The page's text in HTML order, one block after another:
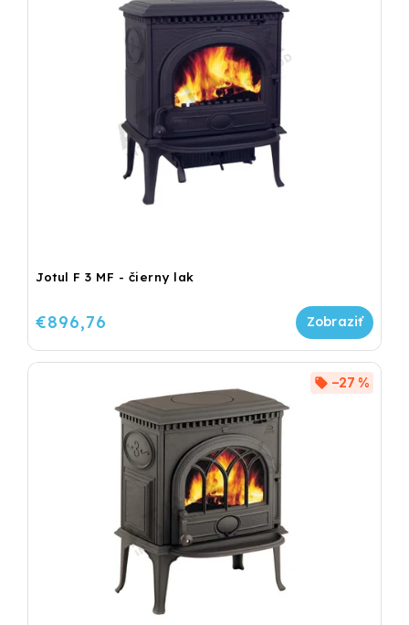
Jotul F 3 MF - čierny lak
€896,76
–27 %